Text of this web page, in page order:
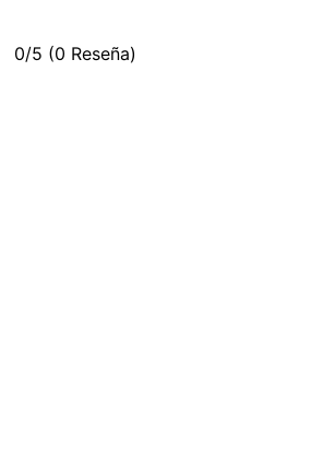
0/5 (0 Reseña)